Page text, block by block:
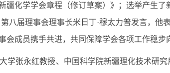
疆化学学会章程（修订草案）》；选举产生了
八届理事会理事长米日丁·穆太力普发言，他
成员携手共进，共同保障学会各项工作稳步
学张永红教授、中国科学院新疆理化技术研